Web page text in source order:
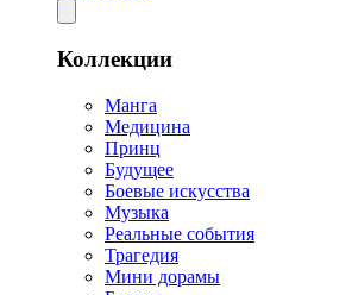
Коллекции
Манга
Медицина
Принц
Будущее
Боевые искусства
Музыка
Реальные события
Трагедия
Мини дорамы